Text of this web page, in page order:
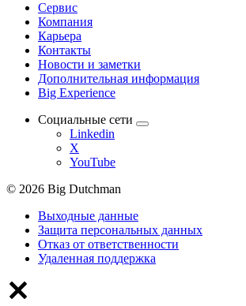
Сервис
Компания
Карьера
Контакты
Новости и заметки
Дополнительная информация
Big Experience
Социальные сети
Linkedin
X
YouTube
© 2026 Big Dutchman
Выходные данные
Защита персональных данных
Отказ от ответственности
Удаленная поддержка